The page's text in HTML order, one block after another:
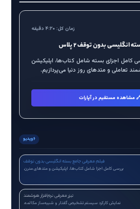
زمان کل: ۴:۲۰ دقیقه
انگلیسی بدون توقف ۲ پلاس
کامل اجزای بسته شامل کتاب‌ها، اپلیکیشن
تعاملی و متدهای روز دنیا می‌پردازیم.
مشاهده مستقیم در آپارات
۶ ویدیو
فیلم معرفی جامع بسته انگلیسی بدون توقف
بررسی کامل اجزا شامل کتاب‌ها، اپلیکیشن و متدهای مدرن.
تیزر معرفی نرم‌افزار هوشمند
نمایش کارکرد سیستم تشخیص گفتار و شبیه‌ساز مکالمه.